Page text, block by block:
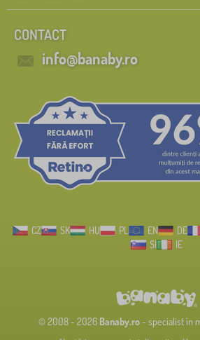
CONTACT
info@banaby.ro
CZ SK HU PL EN DE
SI
IE
© 2008 - 2026 Banaby.ro- specialist în